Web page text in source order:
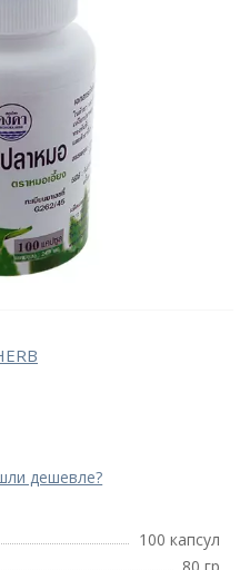
дешевле?
100 капсул